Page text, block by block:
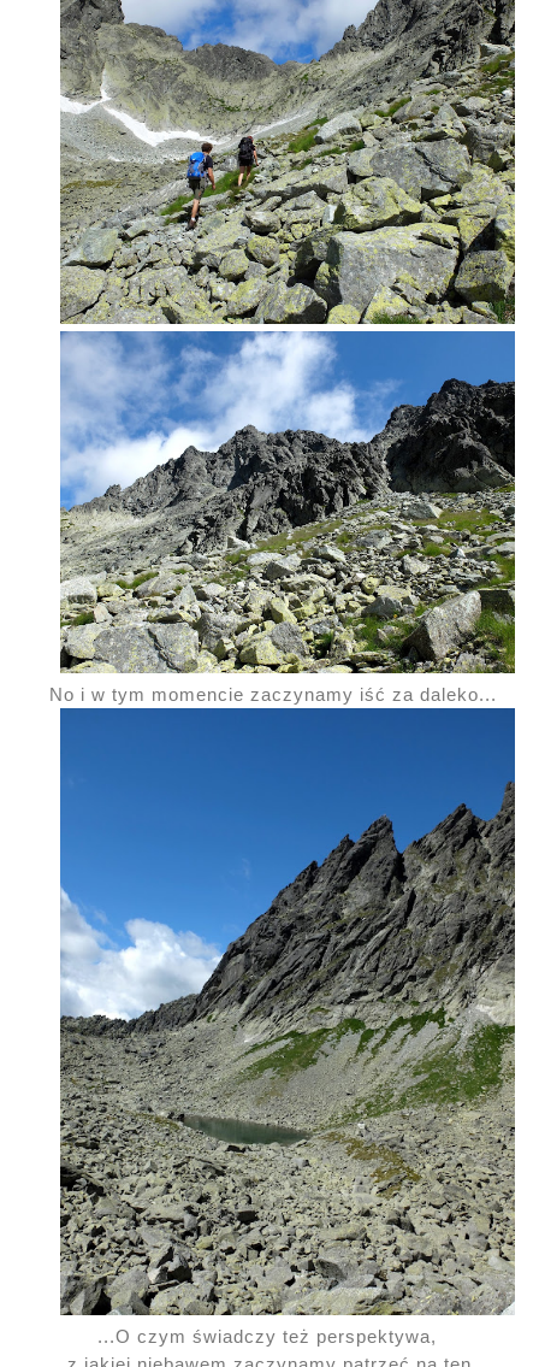
No i w tym momencie zaczynamy iść za daleko...
...O czym świadczy też perspektywa,